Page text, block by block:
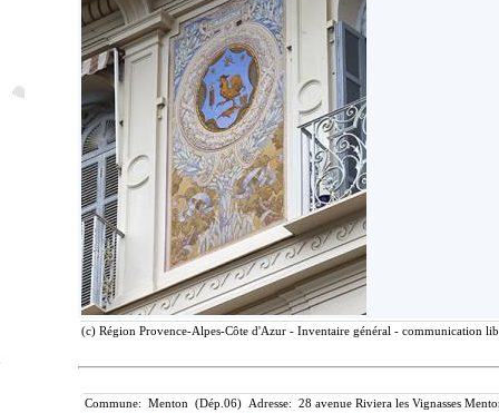
(c) Région Provence-Alpes-Côte d'Azur - Inventaire général - communication
Commune: Menton (Dép.06) Adresse: 28 avenue Riviera les Vignasses